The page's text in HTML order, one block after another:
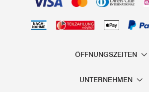
ÖFFNUNGSZEITEN
UNTERNEHMEN